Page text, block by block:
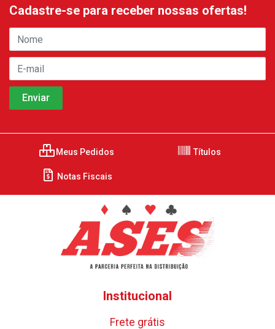
Cadastre-se para receber nossas ofertas!
Meus Pedidos Títulos
Notas Fiscais
Institucional
Frete grátis